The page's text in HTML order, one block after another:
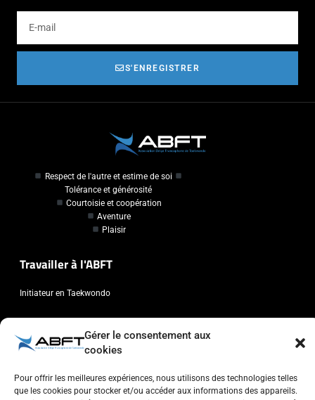
Gérer le consentement aux
cookies
Pour offrir les meilleures expériences, nous utilisons des technologies telles
que les cookies pour stocker et/ou accéder aux informations des appareils.
S'ENREGISTRER
Respect de l'autre et estime de soi
Tolérance et générosité
Courtoisie et coopération
Aventure
Plaisir
Travailler à l'ABFT
Initiateur en Taekwondo
Association Belge Francophone de Taekwondo
Chaussée de Wavre, 2057 - 1160 Auderghem
info@abft.be